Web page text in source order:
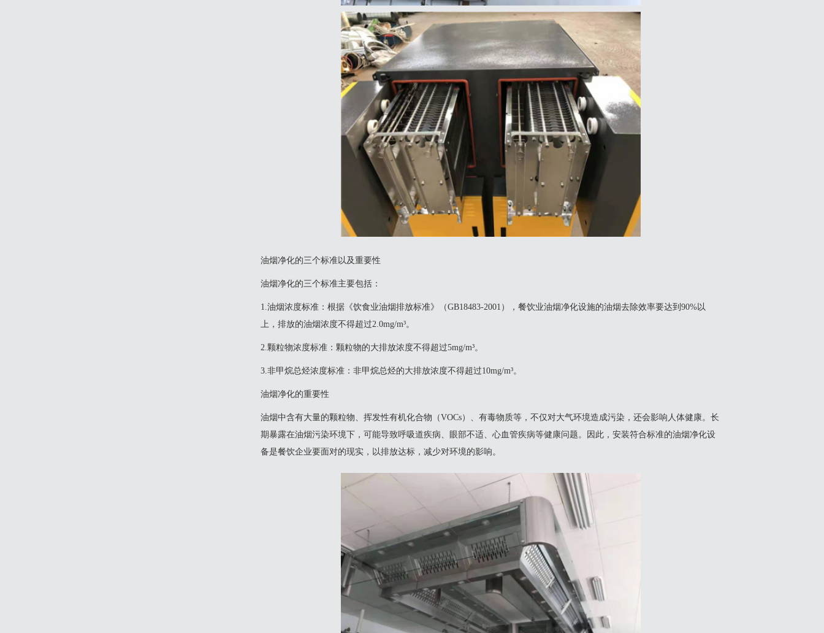
油烟净化的三个标准以及重要性
‌油烟净化的三个标准‌主要包括：‌
‌1.油烟浓度标准‌：根据《饮食业油烟排放标准》（GB18483-2001），餐饮业油烟净化设施的油烟去除效率要达到90%以
上，排放的油烟浓度不得超过2.0mg/m³。
2‌.颗粒物浓度标准‌：颗粒物的大排放浓度不得超过5mg/m³。
‌3.非甲烷总烃浓度标准‌：非甲烷总烃的大排放浓度不得超过10mg/m³。
油烟净化的重要性
油烟中含有大量的颗粒物、挥发性有机化合物（VOCs）、有毒物质等，不仅对大气环境造成污染，还会影响人体健康。长
期暴露在油烟污染环境下，可能导致呼吸道疾病、眼部不适、心血管疾病等健康问题。因此，安装符合标准的油烟净化设
备是餐饮企业要面对的现实，以排放达标，减少对环境的影响。